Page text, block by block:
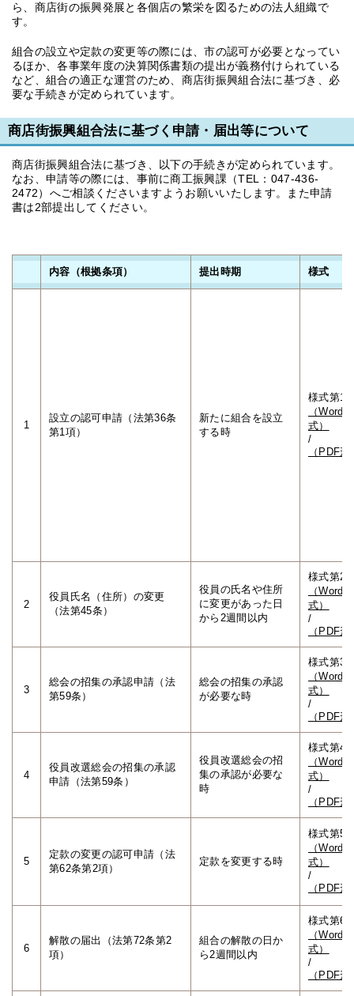
ら、商店街の振興発展と各個店の繁栄を図るための法人組織で
す。
組合の設立や定款の変更等の際には、市の認可が必要となってい
るほか、各事業年度の決算関係書類の提出が義務付けられている
など、組合の適正な運営のため、商店街振興組合法に基づき、必
要な手続きが定められています。
商店街振興組合法に基づく申請・届出等について
商店街振興組合法に基づき、以下の手続きが定められています。
なお、申請等の際には、事前に商工振興課（TEL：047‐436‐
2472）へご相談くださいますようお願いいたします。また申請
書は2部提出してください。
内容（根拠条項） 提出時期 様式
1
設立の認可申請（法第36条
第1項）
新たに組合を設立
する時
様式第1
（Word形
式）
/
（PDF
2
役員氏名（住所）の変更
（法第45条）
役員の氏名や住所
に変更があった日
から2週間以内
様式第2
（Word形
式）
/
（PDF
3
総会の招集の承認申請（法
第59条）
総会の招集の承認
が必要な時
様式第3
（Word形
式）
/
（PDF
4
役員改選総会の招集の承認
申請（法第59条）
役員改選総会の招
集の承認が必要な
時
様式第4
（Word形
式）
/
（PDF
5
定款の変更の認可申請（法
第62条第2項）
定款を変更する時
様式第5
（Word形
式）
/
（PDF
6
解散の届出（法第72条第2
項）
組合の解散の日か
ら2週間以内
様式第6
（Word形
式）
/
（PDF